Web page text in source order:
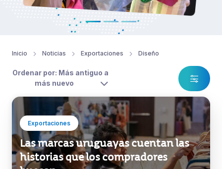
Noticias Exportaciones Diseño
Ordenar por: Más antiguo a
más nuevo